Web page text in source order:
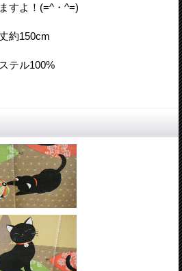
すよ！(=^・^=)
約150cm
テル100%